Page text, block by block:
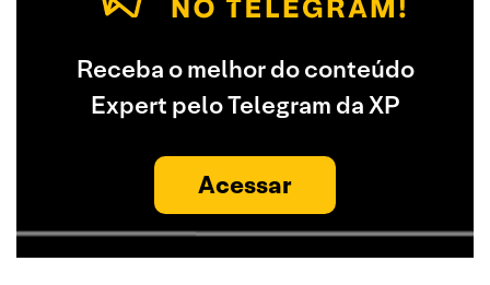
Receba o melhor do conteúdo
Expert pelo Telegram da XP
Acessar